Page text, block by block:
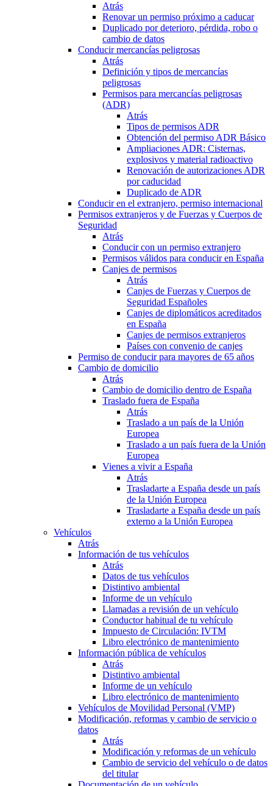
Atrás
Renovar un permiso próximo a caducar
Duplicado por deterioro, pérdida, robo o
cambio de datos
Conducir mercancías peligrosas
Atrás
Definición y tipos de mercancías
peligrosas
Permisos para mercancías peligrosas
(ADR)
Atrás
Tipos de permisos ADR
Obtención del permiso ADR Básico
Ampliaciones ADR: Cisternas,
explosivos y material radioactivo
Renovación de autorizaciones ADR
por caducidad
Duplicado de ADR
Conducir en el extranjero, permiso internacional
Permisos extranjeros y de Fuerzas y Cuerpos de
Seguridad
Atrás
Conducir con un permiso extranjero
Permisos válidos para conducir en España
Canjes de permisos
Atrás
Canjes de Fuerzas y Cuerpos de
Seguridad Españoles
Canjes de diplomáticos acreditados
en España
Canjes de permisos extranjeros
Países con convenio de canjes
Permiso de conducir para mayores de 65 años
Cambio de domicilio
Atrás
Cambio de domicilio dentro de España
Traslado fuera de España
Atrás
Traslado a un país de la Unión
Europea
Traslado a un país fuera de la Unión
Europea
Vienes a vivir a España
Atrás
Trasladarte a España desde un país
de la Unión Europea
Trasladarte a España desde un país
externo a la Unión Europea
Vehículos
Atrás
Información de tus vehículos
Atrás
Datos de tus vehículos
Distintivo ambiental
Informe de un vehículo
Llamadas a revisión de un vehículo
Conductor habitual de tu vehículo
Impuesto de Circulación: IVTM
Libro electrónico de mantenimiento
Información pública de vehículos
Atrás
Distintivo ambiental
Informe de un vehículo
Libro electrónico de mantenimiento
Vehículos de Movilidad Personal (VMP)
Modificación, reformas y cambio de servicio o
datos
Atrás
Modificación y reformas de un vehículo
Cambio de servicio del vehículo o de datos
del titular